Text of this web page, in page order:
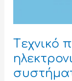
Tεχνικό